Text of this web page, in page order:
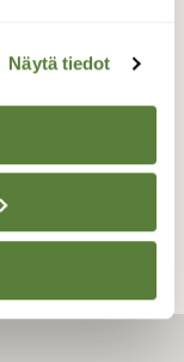
Näytä tiedot